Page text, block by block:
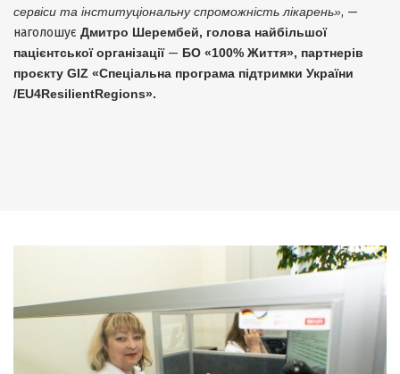
сервіси та інституціональну спроможність лікарень», —
наголошує Дмитро Шерембей, голова найбільшої
пацієнтської організації — БО «100% Життя», партнерів
проєкту GIZ «Спеціальна програма підтримки України
/EU4ResilientRegions».